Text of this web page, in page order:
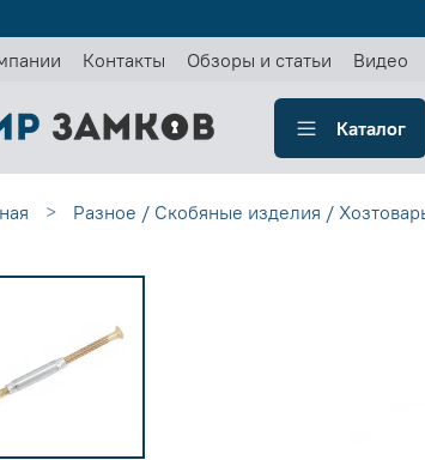
Контакты Обзоры и статьи Видео
Каталог
Разное / Скобяные изделия /